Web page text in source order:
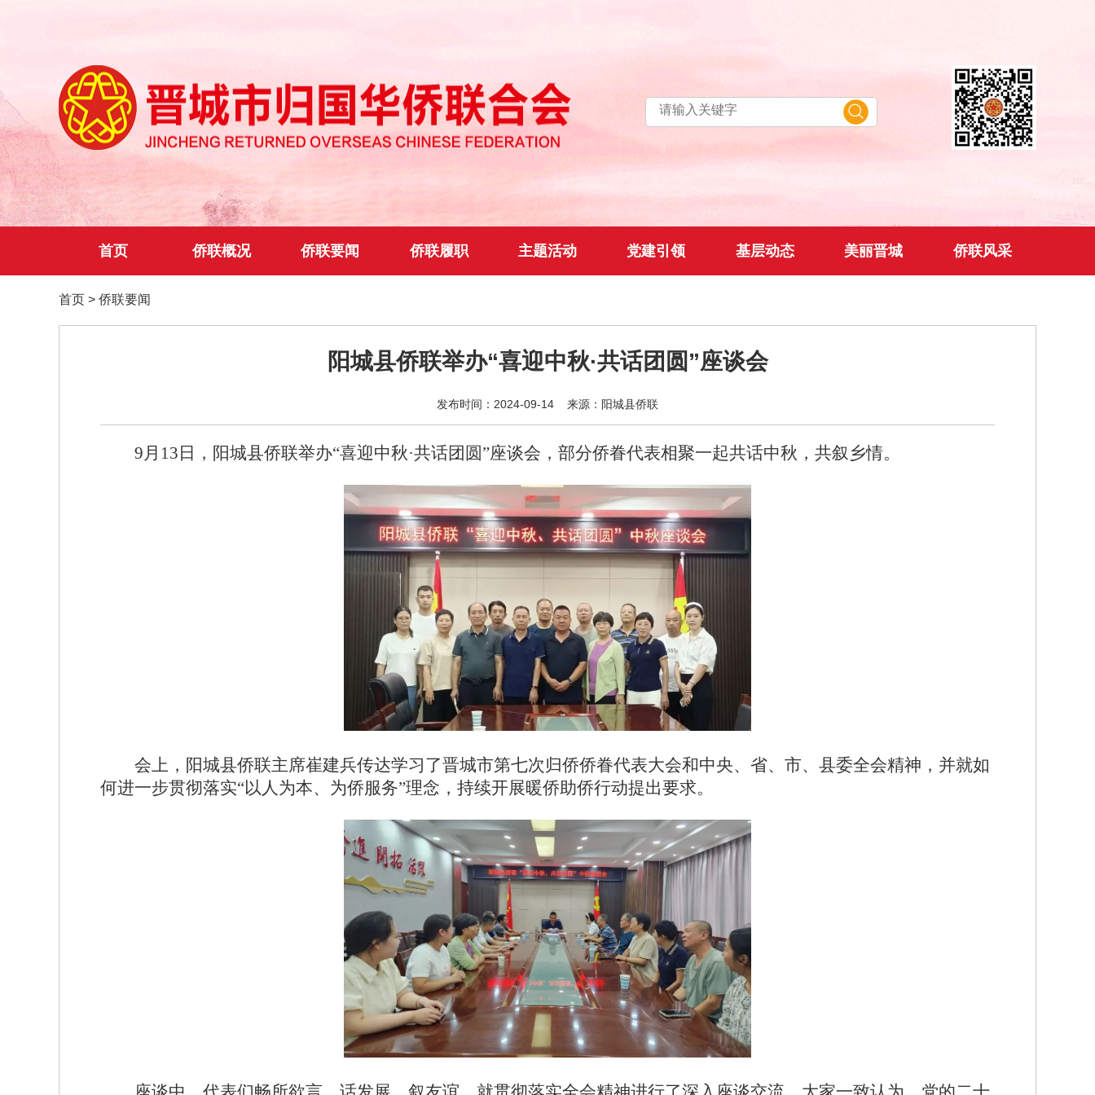
首页 侨联概况 侨联要闻 侨联履职 主题活动 党建引领 基层动态 美丽晋城 侨联风采
首页 > 侨联要闻
阳城县侨联举办“喜迎中秋·共话团圆”座谈会
发布时间：2024-09-14 来源：阳城县侨联
9月13日，阳城县侨联举办“喜迎中秋·共话团圆”座谈会，部分侨眷代表相聚一起共话中秋，共叙乡情。
会上，阳城县侨联主席崔建兵传达学习了晋城市第七次归侨侨眷代表大会和中央、省、市、县委全会精神，并就如
何进一步贯彻落实“以人为本、为侨服务”理念，持续开展暖侨助侨行动提出要求。